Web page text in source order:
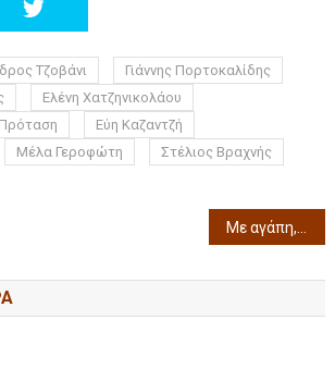
Τζοβάνι
Γιάννης Πορτοκαλίδης
Ελένη Χατζηνικολάου
Εύη Καζαντζή
Μέλα Γεροφώτη
Στέλιος Βραχνής